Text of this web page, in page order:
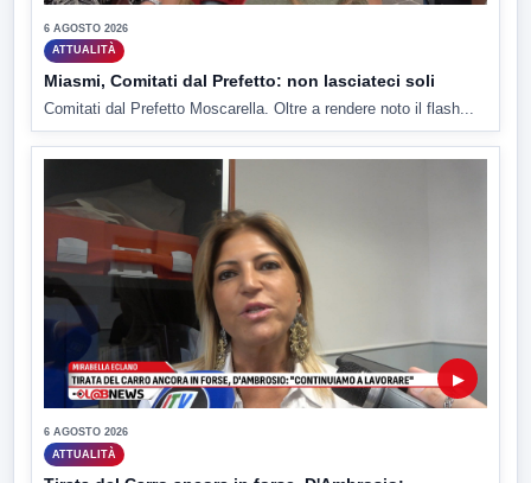
6 AGOSTO 2026
ATTUALITÀ
Miasmi, Comitati dal Prefetto: non lasciateci soli
Comitati dal Prefetto Moscarella. Oltre a rendere noto il flash...
▶
6 AGOSTO 2026
ATTUALITÀ